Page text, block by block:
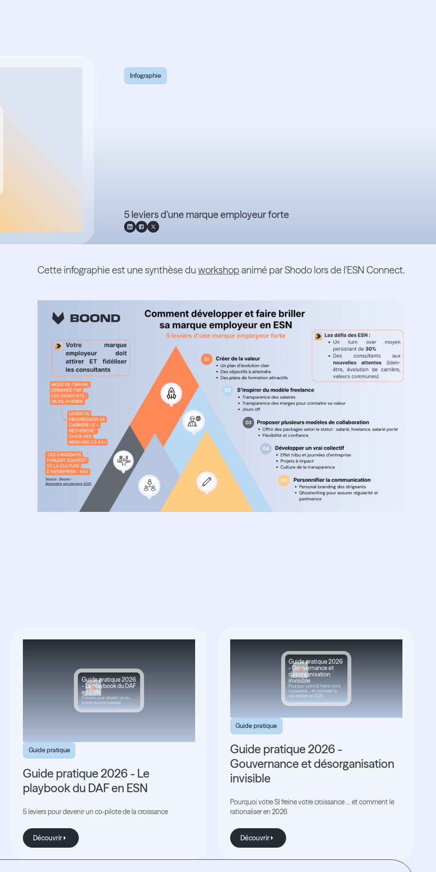
Infographie
5 leviers d'une marque employeur forte
Cette infographie est une synthèse du workshop animé par Shodo lors de l'ESN Connect.
Guide pratique 2026
- Le playbook du DAF
en ESN
5 leviers pour devenir un co-
pilote de la croissance
Guide pratique
Guide pratique 2026 - Le
playbook du DAF en ESN
5 leviers pour devenir un co-pilote de la croissance
Découvrir
Découvrir
Guide pratique 2026
- Gouvernance et
désorganisation
invisible
Pourquoi votre SI freine votre
croissance ... et comment le
rationaliser en 2026.
Guide pratique
Guide pratique 2026 -
Gouvernance et désorganisation
invisible
Pourquoi votre SI freine votre croissance ... et comment le
rationaliser en 2026.
Découvrir
Découvrir